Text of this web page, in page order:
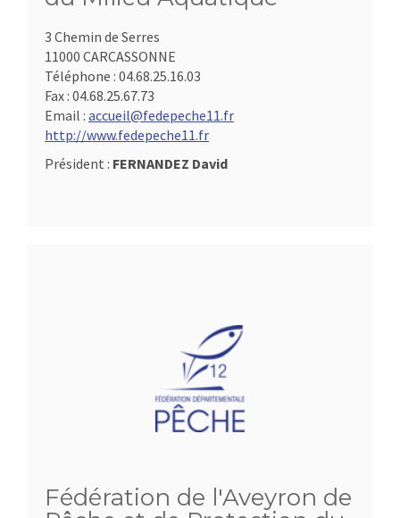
3 Chemin de Serres
11000 CARCASSONNE
Téléphone : 04.68.25.16.03
Fax : 04.68.25.67.73
Email : accueil@fedepeche11.fr
http://www.fedepeche11.fr
Président : FERNANDEZ David
Fédération de l'Aveyron de